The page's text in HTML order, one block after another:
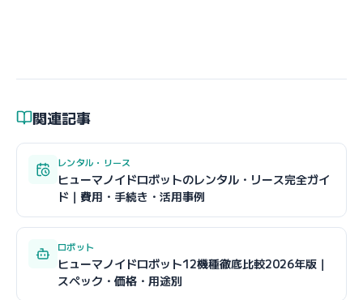
関連記事
レンタル・リース
ヒューマノイドロボットのレンタル・リース完全ガイ
ド｜費用・手続き・活用事例
ロボット
ヒューマノイドロボット12機種徹底比較2026年版｜
スペック・価格・用途別